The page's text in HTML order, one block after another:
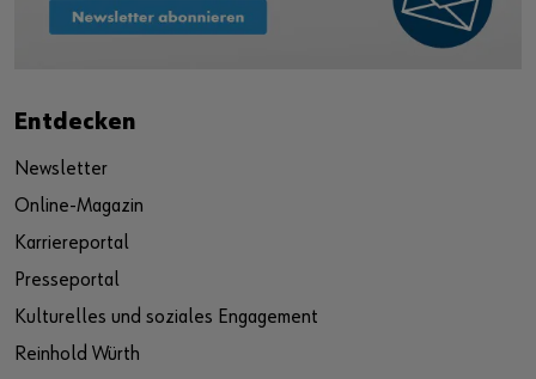
Entdecken
Newsletter
Online-Magazin
Karriereportal
Presseportal
Kulturelles und soziales Engagement
Reinhold Würth